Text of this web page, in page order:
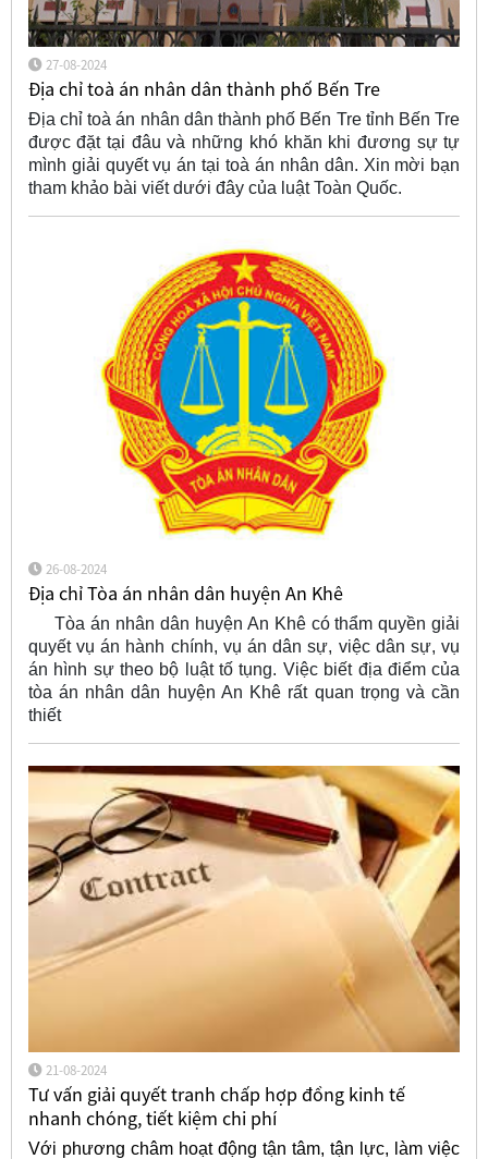
27-08-2024
Địa chỉ toà án nhân dân thành phố Bến Tre
Địa chỉ toà án nhân dân thành phố Bến Tre tỉnh Bến Tre
được đặt tại đâu và những khó khăn khi đương sự tự
mình giải quyết vụ án tại toà án nhân dân. Xin mời bạn
tham khảo bài viết dưới đây của luật Toàn Quốc.
26-08-2024
Địa chỉ Tòa án nhân dân huyện An Khê
Tòa án nhân dân huyện An Khê có thẩm quyền giải
quyết vụ án hành chính, vụ án dân sự, việc dân sự, vụ
án hình sự theo bộ luật tố tụng. Việc biết địa điểm của
tòa án nhân dân huyện An Khê rất quan trọng và cần
thiết
21-08-2024
Tư vấn giải quyết tranh chấp hợp đồng kinh tế
nhanh chóng, tiết kiệm chi phí
Với phương châm hoạt động tận tâm, tận lực, làm việc